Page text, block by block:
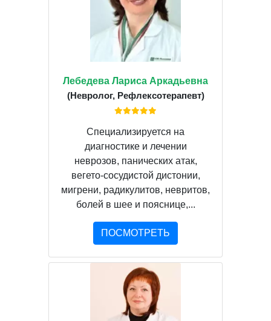
Лебедева Лариса Аркадьевна
(Невролог, Рефлексотерапевт)
Специализируется на
диагностике и лечении
неврозов, панических атак,
вегето-сосудистой дистонии,
мигрени, радикулитов, невритов,
болей в шее и пояснице,...
ПОСМОТРЕТЬ